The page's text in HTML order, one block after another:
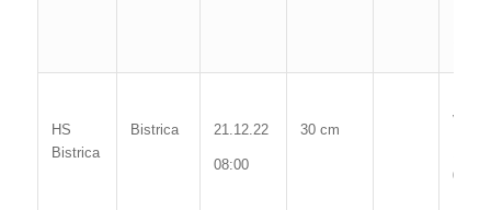
HS
Bistrica
Bistrica 21.12.22
08:00
30 cm